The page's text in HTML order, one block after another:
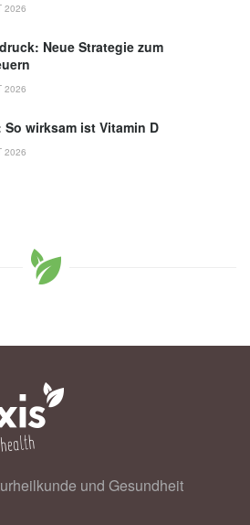
2026
Neue Strategie zum
2026
So wirksam ist Vitamin D
2026
und Gesundheit